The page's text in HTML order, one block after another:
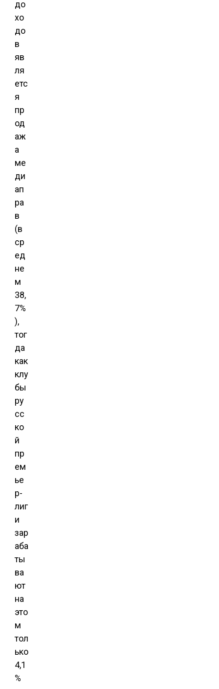
до
хо
до
в
яв
ля
етс
я
пр
од
аж
а
ме
ди
ап
ра
в
(в
ср
ед
не
м
38,
7%
),
тог
да
как
клу
бы
ру
сс
ко
й
пр
ем
ье
р-
лиг
и
зар
аба
ты
ва
ют
на
это
м
тол
ько
4,1
%